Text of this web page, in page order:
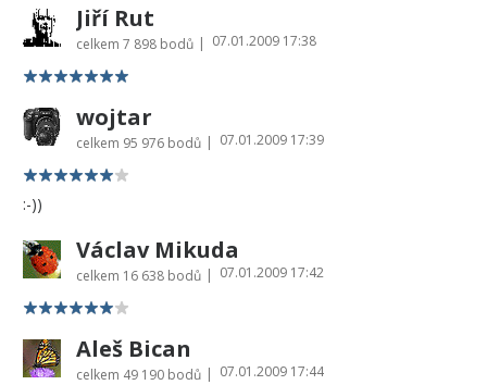
Jiří Rut
celkem 7 898 bodů | 07.01.2009 17:38
wojtar
celkem 95 976 bodů | 07.01.2009 17:39
:-))
Václav Mikuda
celkem 16 638 bodů | 07.01.2009 17:42
Aleš Bican
celkem 49 190 bodů | 07.01.2009 17:44